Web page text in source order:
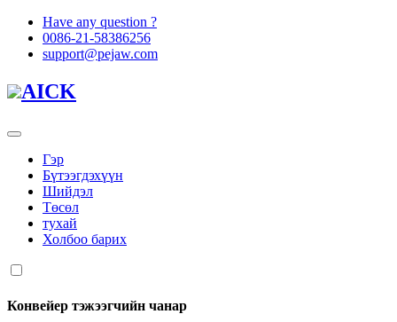
Have any question ?
0086-21-58386256
support@pejaw.com
AICK
Гэр
Бүтээгдэхүүн
Шийдэл
Төсөл
тухай
Холбоо барих
Конвейер тэжээгчийн чанар